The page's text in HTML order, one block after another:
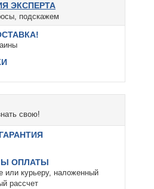
ЭКСПЕРТА
подскажем
свою!
ОПЛАТЫ
или курьеру, наложенный
рассчет